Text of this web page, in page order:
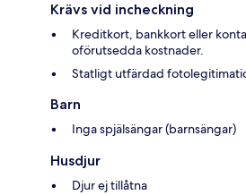
Krävs vid incheckning
Kreditkort, bankkort eller
oförutsedda kostnader.
Statligt utfärdad
Barn
Inga spjälsängar (barnsängar)
Husdjur
Djur ej tillåtna